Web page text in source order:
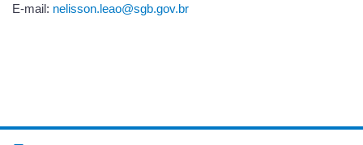
E-mail: nelisson.leao@sgb.gov.br